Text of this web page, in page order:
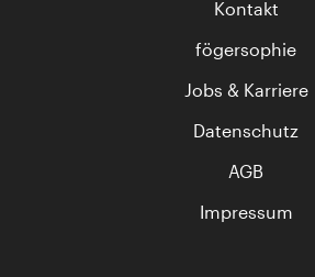
Kontakt
fögersophie
Jobs & Karriere
Datenschutz
AGB
Impressum